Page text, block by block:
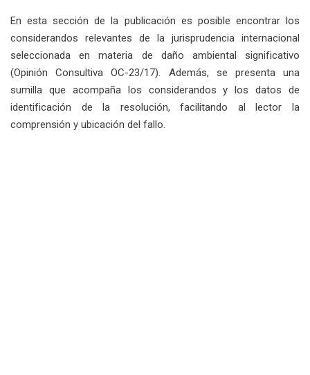
En esta sección de la publicación es posible encontrar los
considerandos relevantes de la jurisprudencia internacional
seleccionada en materia de daño ambiental significativo
(Opinión Consultiva OC-23/17). Además, se presenta una
sumilla que acompaña los considerandos y los datos de
identificación de la resolución, facilitando al lector la
comprensión y ubicación del fallo.